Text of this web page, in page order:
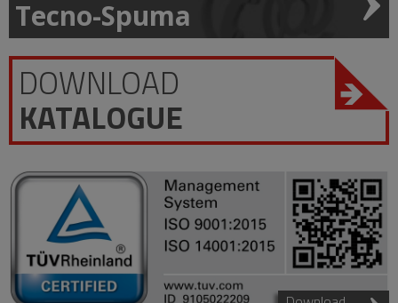
Tecno-Spuma
DOWNLOAD
KATALOGUE